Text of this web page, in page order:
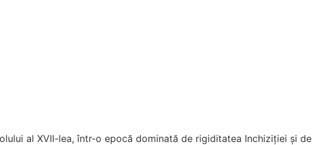
al XVII-lea, într-o epocă dominată de rigiditatea Inchiziției și de